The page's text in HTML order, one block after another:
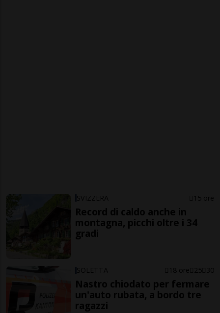
SVIZZERA 15 ore
Record di caldo anche in
montagna, picchi oltre i 34
gradi
SOLETTA 18 ore 25 30
Nastro chiodato per fermare
un'auto rubata, a bordo tre
ragazzi